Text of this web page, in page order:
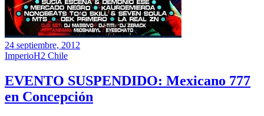
24 septiembre, 2012
ImperioH2 Chile
EVENTO SUSPENDIDO: Mexicano 777
en Concepción